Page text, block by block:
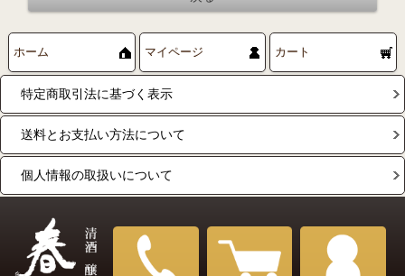
ホーム マイページ カート
特定商取引法に基づく表示
送料とお支払い方法について
個人情報の取扱いについて